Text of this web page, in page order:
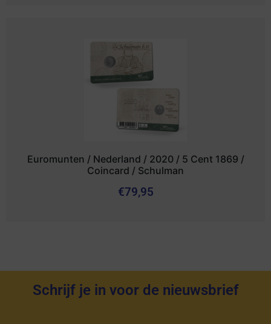
Euromunten / Nederland / 2020 / 5 Cent 1869 /
Coincard / Schulman
€79,95
Schrijf je in voor de nieuwsbrief